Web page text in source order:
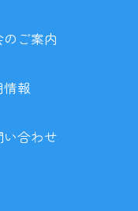
のご案内
報
い合わせ